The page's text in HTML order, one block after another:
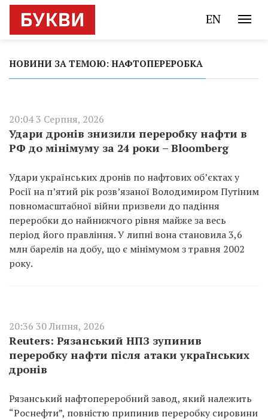
EN
НОВИНИ ЗА ТЕМОЮ: НАФТОПЕРЕРОБКА
20:04 3 Серпня, 2026
Удари дронів знизили переробку нафти в
РФ до мінімуму за 24 роки – Bloomberg
Удари українських дронів по нафтових об’єктах у
Росії на п’ятий рік розв’язаної Володимиром Путіним
повномасштабної війни призвели до падіння
переробки до найнижчого рівня майже за весь
період його правління. У липні вона становила 3,6
млн барелів на добу, що є мінімумом з травня 2002
року.
20:36 30 Липня, 2026
Reuters: Рязанський НПЗ зупинив
переробку нафти після атаки українських
дронів
Рязанський нафтопереробний завод, який належить
“Роснефти”, повністю припинив переробку сировини